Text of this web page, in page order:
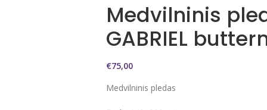
Medvilninis
GABRIEL
€75,00
Medvilninis pledas